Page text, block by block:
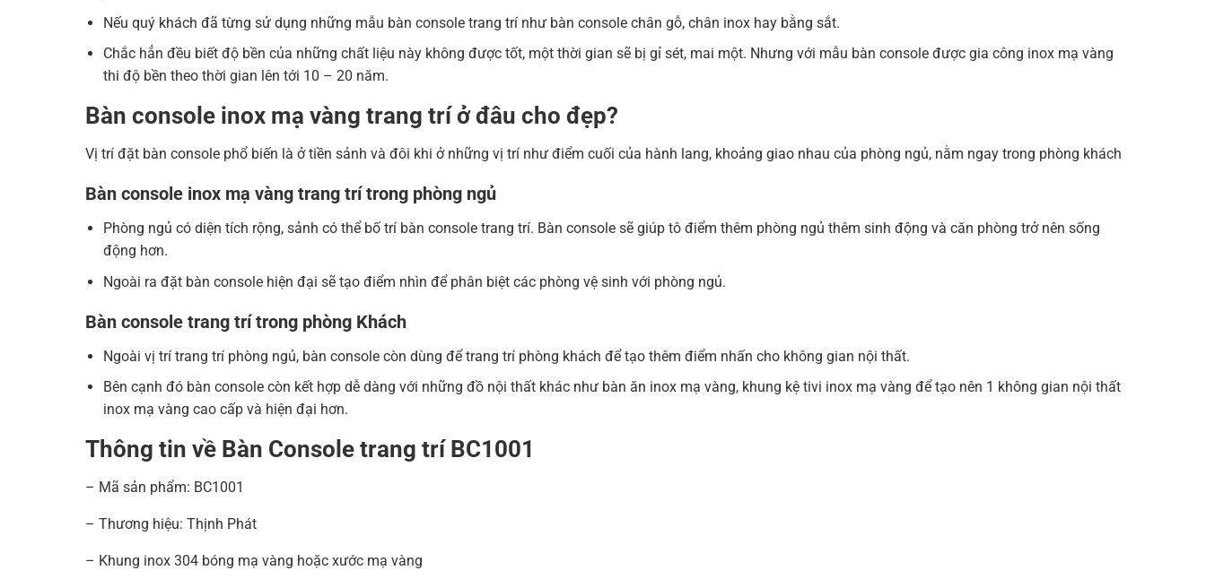
Nếu quý khách đã từng sử dụng những mẫu bàn console trang trí như bàn console chân gỗ, chân inox hay bằng sắt.
Chắc hẳn đều biết độ bền của những chất liệu này không được tốt, một thời gian sẽ bị gỉ sét, mai một. Nhưng với mẫu bàn console được gia công inox mạ vàng
thi độ bền theo thời gian lên tới 10 – 20 năm.
Bàn console inox mạ vàng trang trí ở đâu cho đẹp?
Vị trí đặt bàn console phổ biến là ở tiền sảnh và đôi khi ở những vị trí như điểm cuối của hành lang, khoảng giao nhau của phòng ngủ, nằm ngay trong phòng khách
Bàn console inox mạ vàng trang trí trong phòng ngủ
Phòng ngủ có diện tích rộng, sảnh có thể bố trí bàn console trang trí. Bàn console sẽ giúp tô điểm thêm phòng ngủ thêm sinh động và căn phòng trở nên sống
động hơn.
Ngoài ra đặt bàn console hiện đại sẽ tạo điểm nhìn để phân biệt các phòng vệ sinh với phòng ngủ.
Bàn console trang trí trong phòng Khách
Ngoài vị trí trang trí phòng ngủ, bàn console còn dùng để trang trí phòng khách để tạo thêm điểm nhấn cho không gian nội thất.
Bên cạnh đó bàn console còn kết hợp dễ dàng với những đồ nội thất khác như bàn ăn inox mạ vàng, khung kệ tivi inox mạ vàng để tạo nên 1 không gian nội thất
inox mạ vàng cao cấp và hiện đại hơn.
Thông tin về Bàn Console trang trí BC1001
– Mã sản phẩm: BC1001
– Thương hiệu: Thịnh Phát
– Khung inox 304 bóng mạ vàng hoặc xước mạ vàng